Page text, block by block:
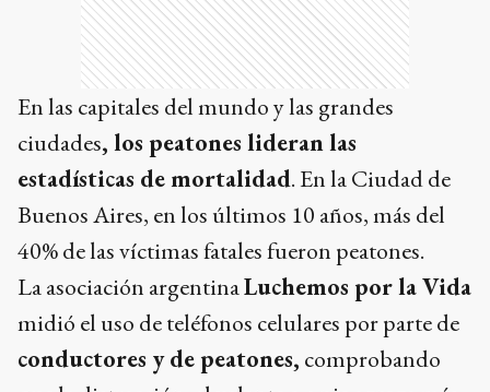
En las capitales del mundo y las grandes
ciudades, los peatones lideran las
estadísticas de mortalidad . En la Ciudad de
Buenos Aires, en los últimos 10 años, más del
40% de las víctimas fatales fueron peatones.
La asociación argentinaLuchemos por la Vida
midió el uso de teléfonos celulares por parte de